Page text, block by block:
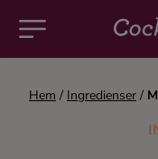
COCKTAILS &
Hem / Ingredienser /